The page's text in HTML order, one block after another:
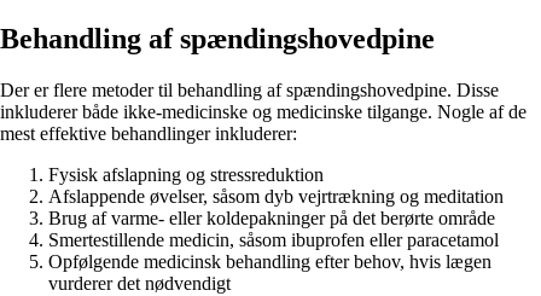
Behandling af spændingshovedpine
Der er flere metoder til behandling af spændingshovedpine. Disse
inkluderer både ikke-medicinske og medicinske tilgange. Nogle af de
mest effektive behandlinger inkluderer:
Fysisk afslapning og stressreduktion
Afslappende øvelser, såsom dyb vejrtrækning og meditation
Brug af varme- eller koldepakninger på det berørte område
Smertestillende medicin, såsom ibuprofen eller paracetamol
Opfølgende medicinsk behandling efter behov, hvis lægen
vurderer det nødvendigt